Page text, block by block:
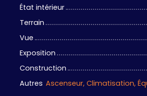
État intérieur
Terrain
Vue
Exposition
Construction
Autres